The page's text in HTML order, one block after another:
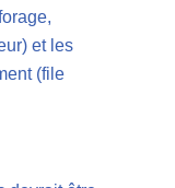
et les
(file